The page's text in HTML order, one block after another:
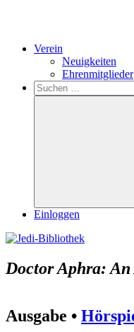
Verein
Neuigkeiten
Ehrenmitglieder
Search
Suchen
nach:
Einloggen
Doctor Aphra:
Ausgabe •